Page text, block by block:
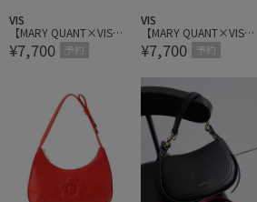
VIS
【MARY QUANT×VIS】
デイジーハンドルリボン
ワンショルダーバッグ
¥7,700 予約
VIS
【MARY QUANT×VIS】
デイジーハンドルリボン
ワンショルダーバッグ
¥7,700 予約